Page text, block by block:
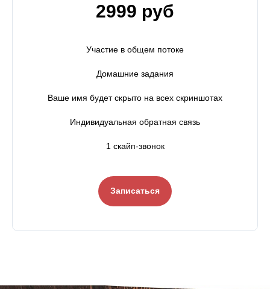
2999 руб
Участие в общем потоке
Домашние задания
Ваше имя будет скрыто на всех скриншотах
Индивидуальная обратная связь
1 скайп-звонок
Записаться